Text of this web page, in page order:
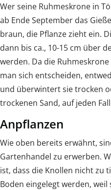
Wer seine Ruhmeskrone in
ab Ende September das
braun, die Pflanze zieht ein.
dann bis ca., 10-15 cm über
werden. Da die
man sich entscheiden,
und überwintert sie trocken
trockenen Sand, auf jeden
Anpflanzen
Wie oben bereits erwähnt,
Gartenhandel zu erwerben.
ist, dass die Knollen nicht zu
Boden eingelegt werden,